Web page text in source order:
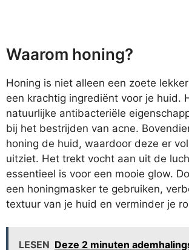
Waarom honing?
Honing is niet alleen een zoete
een krachtig ingrediënt voor je huid.
natuurlijke antibacteriële
bij het bestrijden van acne.
honing de huid, waardoor deze er
uitziet. Het trekt vocht aan uit de
essentieel is voor een mooie glow.
een honingmasker te gebruiken,
textuur van je huid en verminder je
LESEN Deze 2 minuten